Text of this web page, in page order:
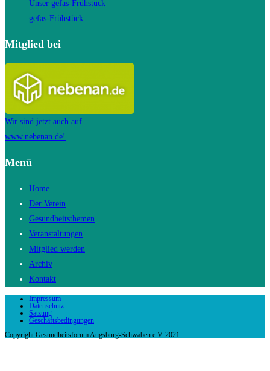
Unser gefas-Frühstück
gefas-Frühstück
Mitglied bei
Wir sind jetzt auch auf
www.nebenan.de!
Menü
Home
Der Verein
Gesundheitsthemen
Veranstaltungen
Mitglied werden
Archiv
Kontakt
Impressum
Datenschutz
Satzung
Geschäftsbedingungen
Copyright Gesundheitsforum Augsburg-Schwaben e.V. 2021